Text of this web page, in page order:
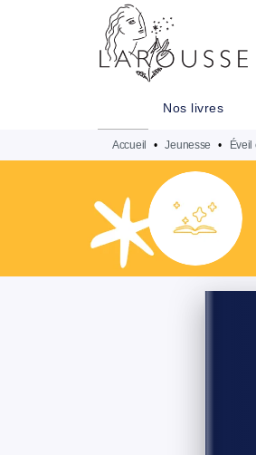
MENU
Nos livres
Accueil • Jeunesse • Éveil